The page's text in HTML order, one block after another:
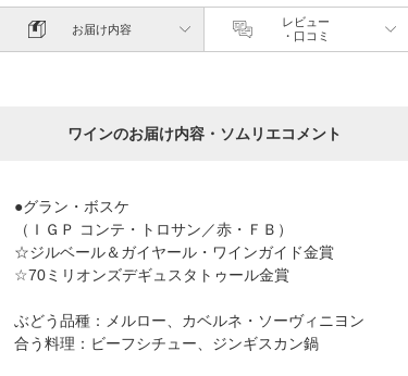
お届け内容
レビュー
・口コミ
ワインのお届け内容・ソムリエコメント
●グラン・ボスケ
（ＩＧＰ コンテ・トロサン／赤・ＦＢ）
☆ジルベール＆ガイヤール・ワインガイド金賞
☆70ミリオンズデギュスタトゥール金賞
ぶどう品種：メルロー、カベルネ・ソーヴィニヨン
合う料理：ビーフシチュー、ジンギスカン鍋